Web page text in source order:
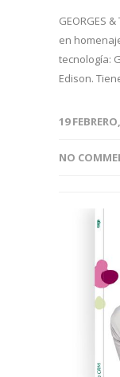
GEORGES
en
tecnología:
Edison.
19
NO